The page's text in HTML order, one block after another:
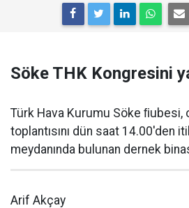
Söke THK Kongresini
Türk Hava Kurumu Söke ﬁubesi,
toplantısını dün saat 14.00'den
meydanında bulunan dernek
Arif Akçay